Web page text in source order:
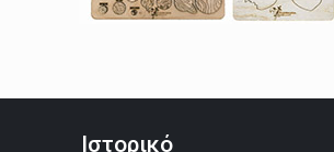
Ιστορικό